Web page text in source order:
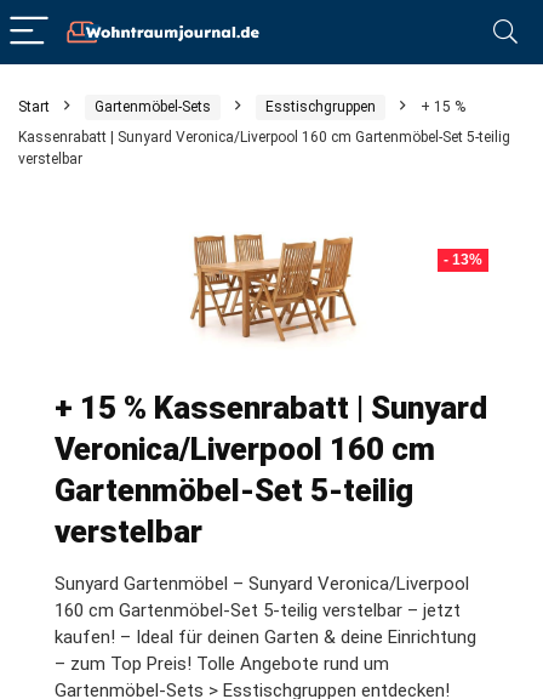
Start Gartenmöbel-Sets Esstischgruppen
+ 15 %
Kassenrabatt | Sunyard Veronica/Liverpool 160 cm Gartenmöbel-Set 5-teilig
verstelbar
- 13%
+ 15 % Kassenrabatt | Sunyard
Veronica/Liverpool 160 cm
Gartenmöbel-Set 5-teilig
verstelbar
Sunyard Gartenmöbel – Sunyard Veronica/Liverpool
160 cm Gartenmöbel-Set 5-teilig verstelbar – jetzt
kaufen! – Ideal für deinen Garten & deine Einrichtung
– zum Top Preis! Tolle Angebote rund um
Gartenmöbel-Sets > Esstischgruppen entdecken!